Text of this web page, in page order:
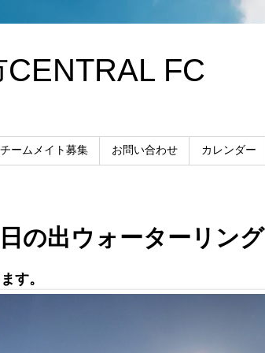
FC
チームメイト募集 お問い合わせ カレンダー
の出ウォーターリング
す。